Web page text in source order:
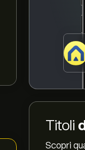
Titoli
Scopri